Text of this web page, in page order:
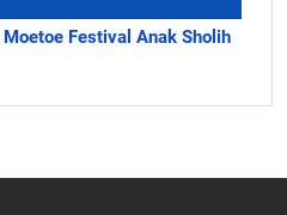
Festival Anak Sholih